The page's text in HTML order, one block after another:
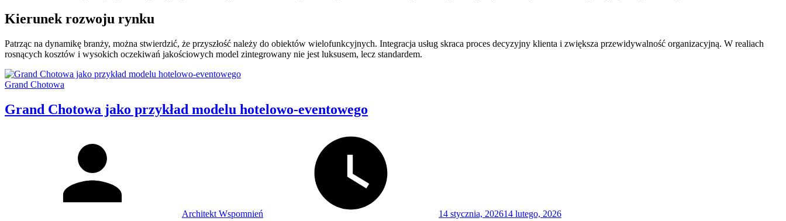
Kierunek rozwoju rynku
Patrząc na dynamikę branży, można stwierdzić, że przyszłość należy do obiektów wielofunkcyjnych. Integracja usług skraca proces decyzyjny klienta i zwiększa przewidywalność organizacyjną. W realiach
rosnących kosztów i wysokich oczekiwań jakościowych model zintegrowany nie jest luksusem, lecz standardem.
Categories:
Grand Chotowa
Grand Chotowa jako przykład modelu hotelowo-eventowego
Architekt Wspomnień 14 stycznia, 202614 lutego, 2026